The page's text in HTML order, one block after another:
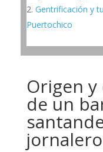
Gentrificación y
Puertochico
Origen
de un